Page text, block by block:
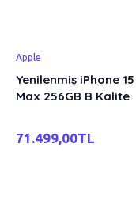
Apple
Yenilenmiş iPhone
Max 256GB B Kalite
71.499,00TL